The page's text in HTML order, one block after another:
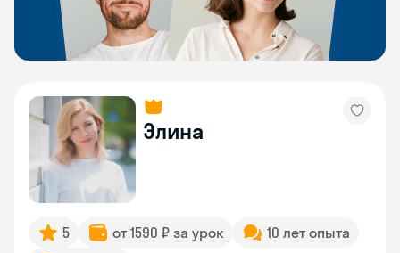
Элина
5 от 1590 ₽ за урок
10 лет опыта